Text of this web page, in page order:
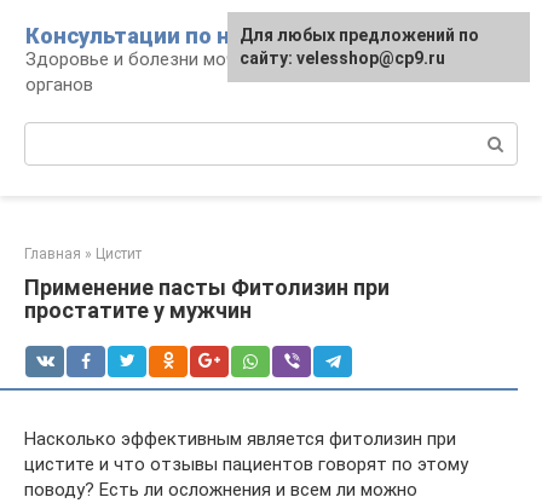
контенту
Консультации по нефрологии
Здоровье и болезни мочевыделительных
органов
Главная » Цистит
Применение пасты Фитолизин при
простатите у мужчин
Насколько эффективным является фитолизин при
цистите и что отзывы пациентов говорят по этому
поводу? Есть ли осложнения и всем ли можно
Для любых предложений по
сайту: velesshop@cp9.ru